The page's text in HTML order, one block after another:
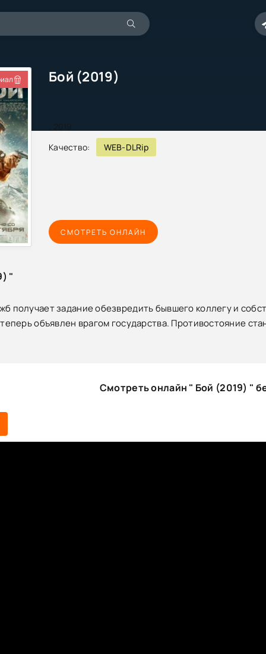
Бой (2019)
2019
Качество:
WEB-DLRip
СМОТРЕТЬ ОНЛАЙН
"
получает задание обезвредить бывшего коллегу и
объявлен врагом государства. Противостояние
Смотреть онлайн " Бой (2019) "